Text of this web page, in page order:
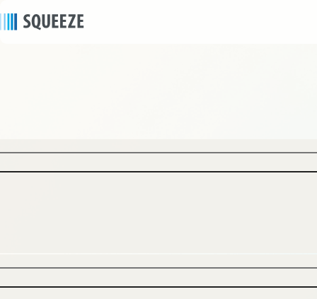
SANUと協業